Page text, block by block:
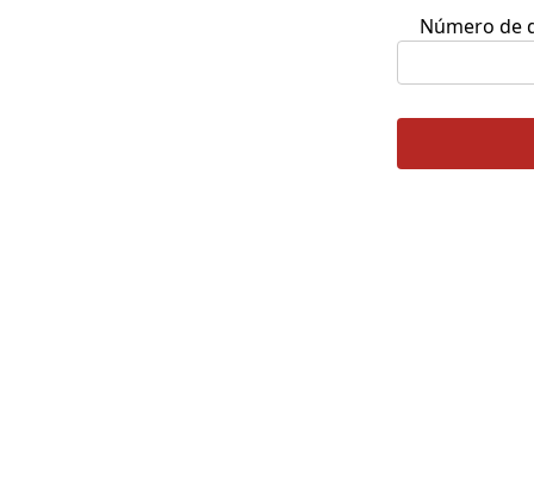
Número de